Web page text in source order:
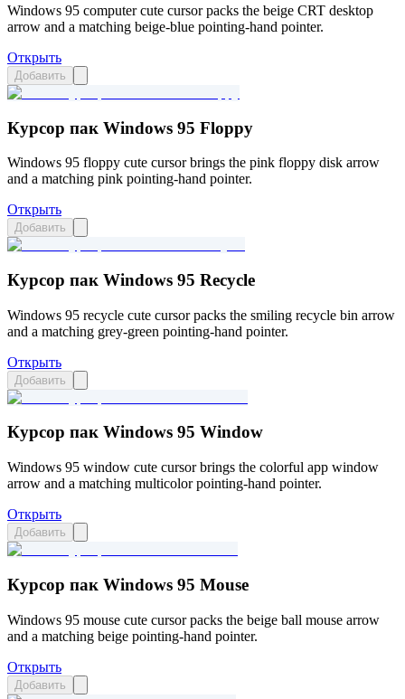
Windows 95 computer cute cursor packs the beige CRT desktop
arrow and a matching beige-blue pointing-hand pointer.
Открыть
Добавить
Курсор пак Windows 95 Floppy
Windows 95 floppy cute cursor brings the pink floppy disk arrow
and a matching pink pointing-hand pointer.
Открыть
Добавить
Курсор пак Windows 95 Recycle
Windows 95 recycle cute cursor packs the smiling recycle bin arrow
and a matching grey-green pointing-hand pointer.
Открыть
Добавить
Курсор пак Windows 95 Window
Windows 95 window cute cursor brings the colorful app window
arrow and a matching multicolor pointing-hand pointer.
Открыть
Добавить
Курсор пак Windows 95 Mouse
Windows 95 mouse cute cursor packs the beige ball mouse arrow
and a matching beige pointing-hand pointer.
Открыть
Добавить